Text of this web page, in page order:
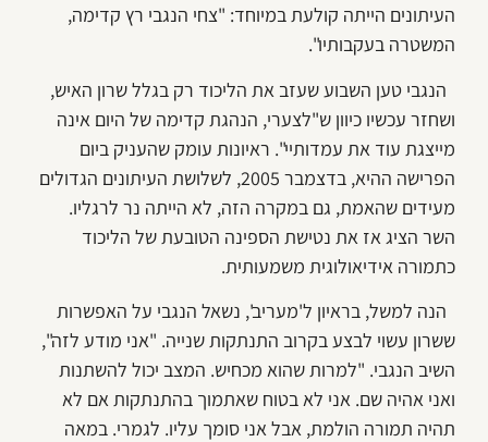
העיתונים הייתה קולעת במיוחד: "צחי הנגבי רץ קדימה,
המשטרה בעקבותיו".
הנגבי טען השבוע שעזב את הליכוד רק בגלל שרון האיש,
ושחזר עכשיו כיוון ש"לצערי, הנהגת קדימה של היום אינה
מייצגת עוד את עמדותיי". ראיונות עומק שהעניק ביום
הפרישה ההיא, בדצמבר 2005, לשלושת העיתונים הגדולים
מעידים שהאמת, גם במקרה הזה, לא הייתה נר לרגליו.
השר הציג אז את נטישת הספינה הטובעת של הליכוד
כתמורה אידיאולוגית משמעותית.
הנה למשל, בראיון ל'מעריב', נשאל הנגבי על האפשרות
ששרון עשוי לבצע בקרוב התנתקות שנייה. "אני מודע לזה",
השיב הנגבי. "למרות שהוא מכחיש. המצב יכול להשתנות
ואני אהיה שם. אני לא בטוח שאתמוך בהתנתקות אם לא
תהיה תמורה הולמת, אבל אני סומך עליו. לגמרי. במאה